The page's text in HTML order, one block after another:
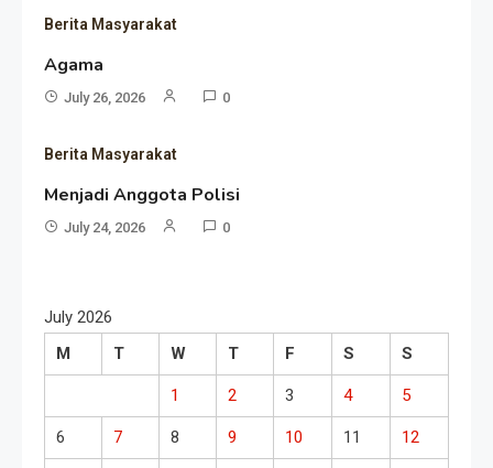
Berita Masyarakat
Agama
July 26, 2026 0
Berita Masyarakat
Menjadi Anggota Polisi
July 24, 2026 0
July 2026
M
T W T F S S
1 2 3 4 5
6 7 8 9 10 11 12